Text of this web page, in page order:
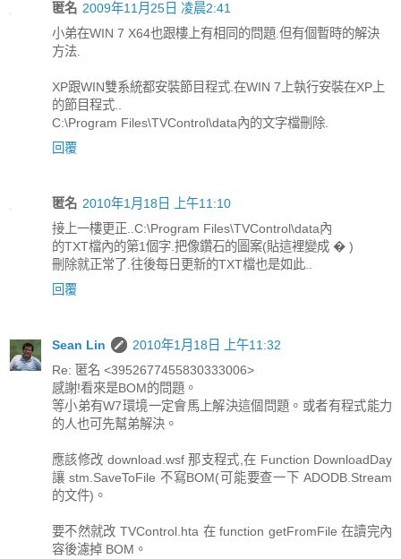
匿名 2009年11月25日 凌晨2:41
小弟在WIN 7 X64也跟樓上有相同的問題.但有個暫時的解決
方法.
XP跟WIN雙系統都安裝節目程式.在WIN 7上執行安裝在XP上
的節目程式..
C:\Program Files\TVControl\data內的文字檔刪除.
回覆
匿名 2010年1月18日 上午11:10
接上一樓更正..C:\Program Files\TVControl\data內
的TXT檔內的第1個字.把像鑽石的圖案(貼這裡變成 � )
刪除就正常了.往後每日更新的TXT檔也是如此..
回覆
Sean Lin
2010年1月18日 上午11:32
Re: 匿名 <3952677455830333006>
感謝!看來是BOM的問題。
等小弟有W7環境一定會馬上解決這個問題。或者有程式能力
的人也可先幫弟解決。
應該修改 download.wsf 那支程式,在 Function DownloadDay
讓 stm.SaveToFile 不寫BOM(可能要查一下 ADODB.Stream
的文件)。
要不然就改 TVControl.hta 在 function getFromFile 在讀完內
容後濾掉 BOM。